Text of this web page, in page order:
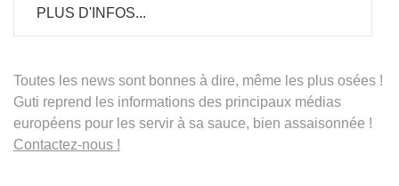
PLUS D'INFOS...
Toutes les news sont bonnes à dire, même les plus osées !
Guti reprend les informations des principaux médias
européens pour les servir à sa sauce, bien assaisonnée !
Contactez-nous !